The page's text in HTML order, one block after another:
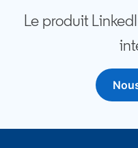
Le produit